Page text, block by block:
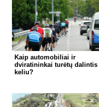
Kaip automobiliai ir
dviratininkai turėtų dalintis
keliu?